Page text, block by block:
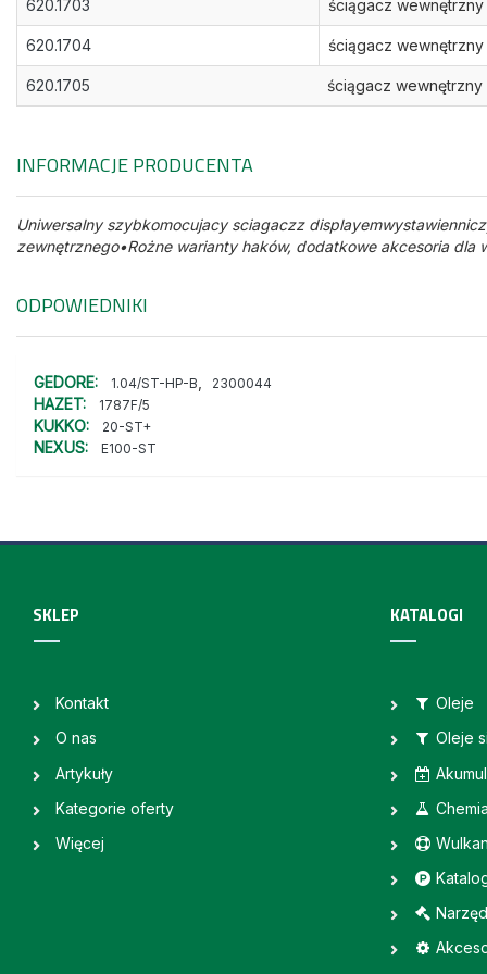
620.1703 ściągacz
620.1704 ściągacz
620.1705 ściągacz
INFORMACJE PRODUCENTA
Uniwersalny szybkomocujacy sciagaczz
zewnętrznego•Rożne warianty haków, dodatkowe akcesoria
ODPOWIEDNIKI
GEDORE: 1.04/ST-HP-B 2300044
HAZET: 1787F/5
KUKKO: 20-ST+
NEXUS: E100-ST
SKLEP
Kontakt
O nas
Artykuły
Kategorie oferty
Więcej
KATALOGI
Oleje
Oleje